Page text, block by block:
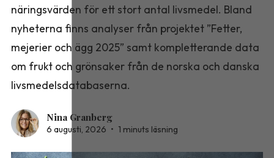
näringsvärden för ett stort antal livsmedel. Bland
nyheterna finns analyser från projektet ”Fetter,
mejerier och ägg 2025” samt kompletterande data
om frukt och grönsaker från de norska och danska
livsmedelsdatabaserna.
Nina Granberg
6 augusti, 2026 • 1 minuts läsning